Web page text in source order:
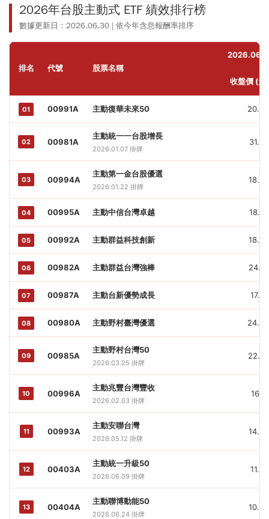
2026年台股主動式 ETF 績效排行榜
數據更新日：2026.06.30 | 依今年含息報酬率排序
排名 代號 股票名稱
2026.06.3
收盤價 (元)
01 00991A 主動復華未來50 20.66
02 00981A
主動統一一台股增長
2026.01.07 掛牌
31.28
03 00994A
主動第一金台股優選
2026.01.22 掛牌
18.00
04 00995A 主動中信台灣卓越 18.07
05 00992A 主動群益科技創新 18.54
06 00982A 主動群益台灣強棒 24.61
07 00987A 主動台新優勢成長 17.06
08 00980A 主動野村臺灣優選 24.60
09 00985A
主動野村台灣50
2026.03.25 掛牌
22.07
10 00996A
主動兆豐台灣豐收
2026.02.03 掛牌
16.17
11 00993A
主動安聯台灣
2026.05.12 掛牌
14.05
12 00403A
主動統一升級50
2026.06.09 掛牌
11.02
13 00404A
主動聯博動能50
2026.06.24 掛牌
10.04